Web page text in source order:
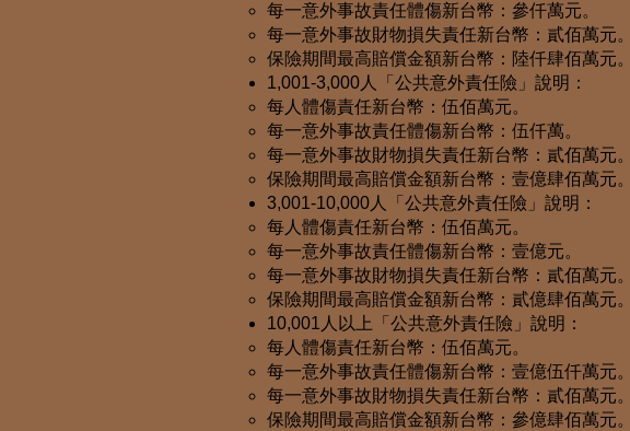
每一意外事故責任體傷新台幣：參仟萬元。
每一意外事故財物損失責任新台幣：貳佰萬元。
保險期間最高賠償金額新台幣：陸仟肆佰萬元。
1,001-3,000人「公共意外責任險」說明：
每人體傷責任新台幣：伍佰萬元。
每一意外事故責任體傷新台幣：伍仟萬。
每一意外事故財物損失責任新台幣：貳佰萬元。
保險期間最高賠償金額新台幣：壹億肆佰萬元。
3,001-10,000人「公共意外責任險」說明：
每人體傷責任新台幣：伍佰萬元。
每一意外事故責任體傷新台幣：壹億元。
每一意外事故財物損失責任新台幣：貳佰萬元。
保險期間最高賠償金額新台幣：貳億肆佰萬元。
10,001人以上「公共意外責任險」說明：
每人體傷責任新台幣：伍佰萬元。
每一意外事故責任體傷新台幣：壹億伍仟萬元。
每一意外事故財物損失責任新台幣：貳佰萬元。
保險期間最高賠償金額新台幣：參億肆佰萬元。